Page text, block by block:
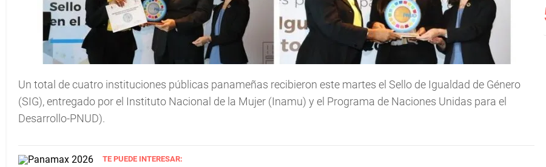
Un total de cuatro instituciones públicas panameñas recibieron este martes el Sello de Igualdad de Género
(SIG), entregado por el Instituto Nacional de la Mujer (Inamu) y el Programa de Naciones Unidas para el
Desarrollo-PNUD).
TE PUEDE INTERESAR: